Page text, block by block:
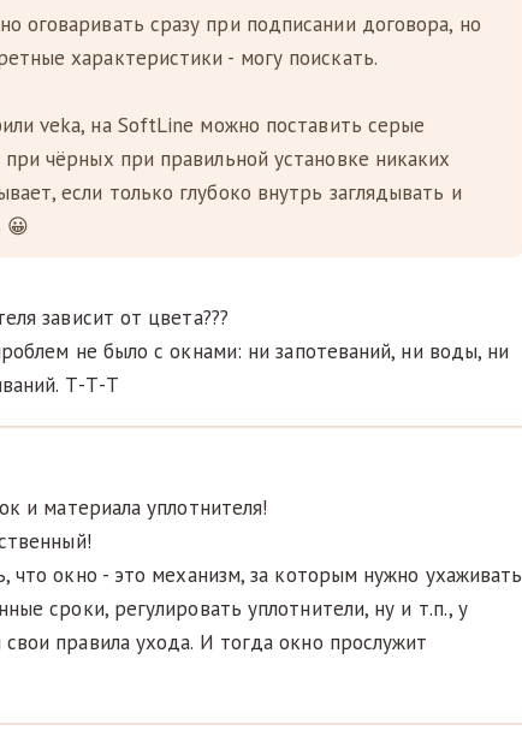
оговаривать сразу при подписании договора, но
характеристики - могу поискать.
veka, на SoftLine можно поставить серые
чёрных при правильной установке никаких
если только глубоко внутрь заглядывать и
😀
зависит от цвета???
не было с окнами: ни запотеваний, ни воды, ни
Т-Т-Т
и материала уплотнителя!
что окно - это механизм, за которым нужно ухаживать
сроки, регулировать уплотнители, ну и т.п., у
правила ухода. И тогда окно прослужит